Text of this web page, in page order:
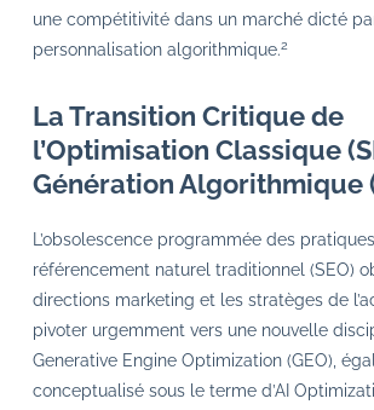
une compétitivité dans un marché dicté
personnalisation algorithmique.2
La Transition Critique de
l’Optimisation Classique
Génération Algorithmique
L’obsolescence programmée des
référencement naturel traditionnel (SEO)
directions marketing et les stratèges de
pivoter urgemment vers une nouvelle
Generative Engine Optimization (GEO),
conceptualisé sous le terme d’AI